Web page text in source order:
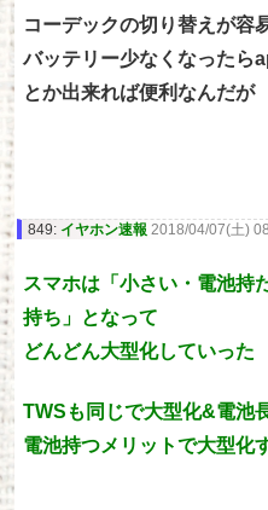
コーデックの切り替えが容
バッテリー少なくなった
とか出来れば便利なんだが
849: イヤホン速報 2018/04/07(土)
スマホは「小さい・電池
持ち」となって
どんどん大型化していった
TWSも同じで大型化&電池
電池持つメリットで大型化